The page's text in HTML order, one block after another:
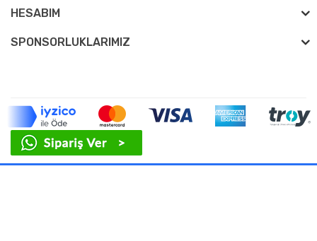
HESABIM
SPONSORLUKLARIMIZ